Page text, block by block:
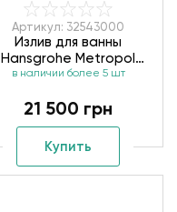
Артикул: 32543000
Излив для ванны
Hansgrohe Metropol
32543000
в наличии более 5 шт
21 500 грн
Купить